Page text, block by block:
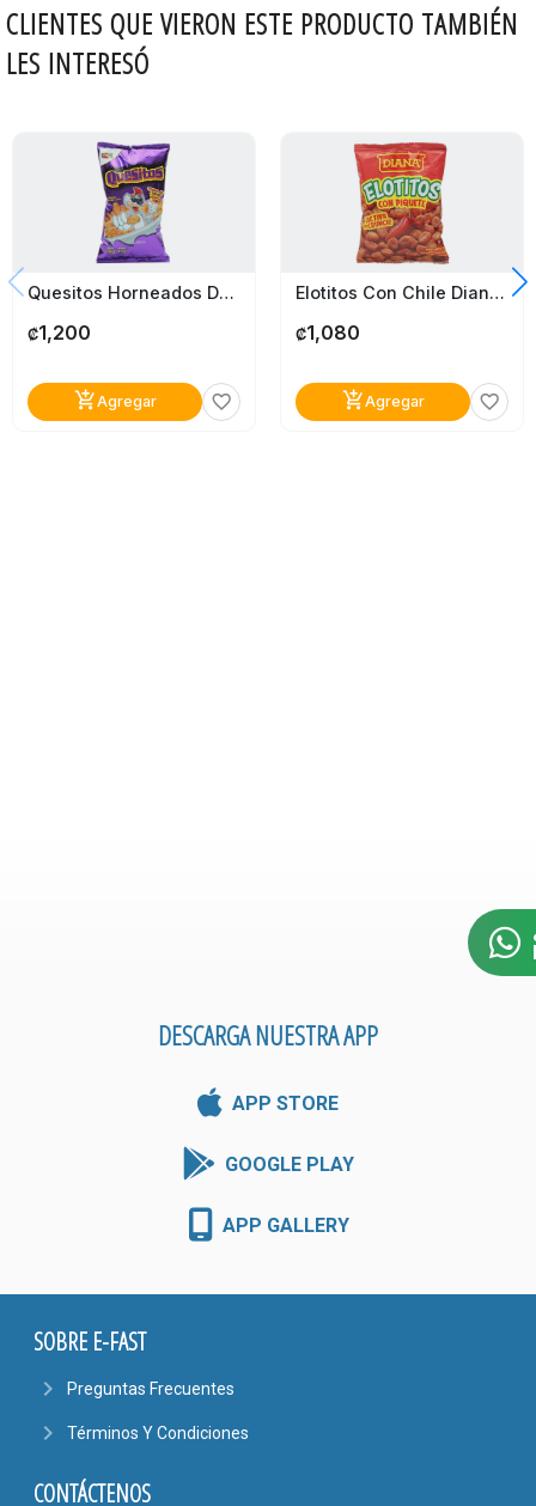
CLIENTES QUE VIERON ESTE PRODUCTO TAMBIÉN
LES INTERESÓ
Quesitos Horneados De Queso Tosty 116G
₡1,200
add_shopping_cartAgregar favorite_border
Elotitos Con Chile Diana 157G
₡1,080
add_shopping_cartAgregar favorite_border
DESCARGA NUESTRA APP
APP STORE
GOOGLE PLAY
APP GALLERY
SOBRE E-FAST
navigate_next Preguntas Frecuentes
navigate_next Términos Y Condiciones
CONTÁCTENOS